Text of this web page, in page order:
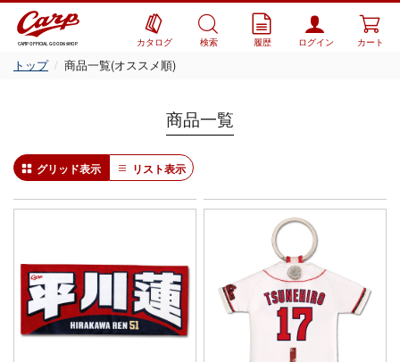
CARP OFFICIAL GOODS SHOP カタログ 検索 履歴 ログイン カート
トップ 商品一覧(オススメ順)
商品一覧
グリッド表示 リスト表示